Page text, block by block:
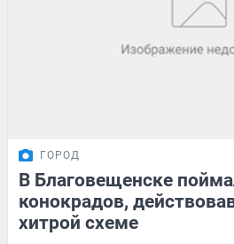
ГОРОД
В Благовещенске
конокрадов,
хитрой схеме